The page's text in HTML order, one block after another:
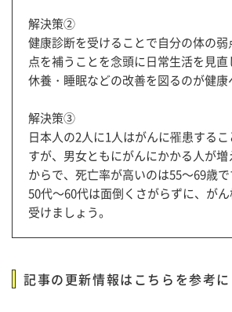
解決策②
健康診断を受けることで自分の体の
点を補うことを念頭に日常生活を見直
休養・睡眠などの改善を図るのが健康
解決策③
日本人の2人に1人はがんに罹患する
すが、男女ともにがんにかかる人が
からで、死亡率が高いのは55～69歳で
50代～60代は面倒くさがらずに、が
受けましょう。
記事の更新情報はこちらを参考